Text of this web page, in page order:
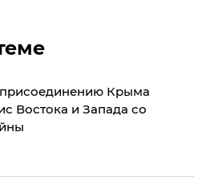
Крыма
Востока и Запада со